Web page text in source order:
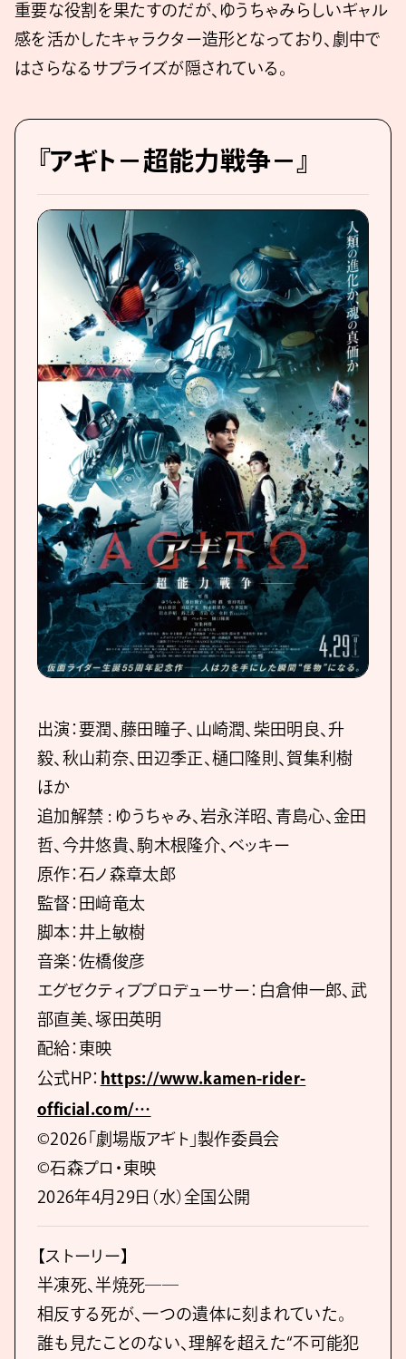
重要な役割を果たすのだが、ゆうちゃみらしいギャル
感を活かしたキャラクター造形となっており、劇中で
はさらなるサプライズが隠されている。
『アギト－超能力戦争－』
出演：要潤、藤田瞳子、山崎潤、柴田明良、升
毅、秋山莉奈、田辺季正、樋口隆則、賀集利樹
ほか
追加解禁 : ゆうちゃみ、岩永洋昭、青島心、金田
哲、今井悠貴、駒木根隆介、ベッキー
原作：石ノ森章太郎
監督：田﨑竜太
脚本：井上敏樹
音楽：佐橋俊彦
エグゼクティブプロデューサー：白倉伸一郎、武
部直美、塚田英明
配給：東映
公式HP： https://www.kamen-rider-
official.com/…
©2026「劇場版アギト」製作委員会
©石森プロ・東映
2026年4月29日（水）全国公開
【ストーリー】
半凍死、半焼死──
相反する死が、一つの遺体に刻まれていた。
誰も見たことのない、理解を超えた“不可能犯